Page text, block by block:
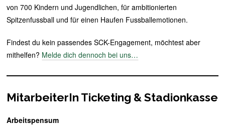
von 700 Kindern und Jugendlichen, für ambitionierten
Spitzenfussball und für einen Haufen Fussballemotionen.
Findest du kein passendes SCK-Engagement, möchtest aber
mithelfen? Melde dich dennoch bei uns…
MitarbeiterIn Ticketing & Stadionkasse
Arbeitspensum